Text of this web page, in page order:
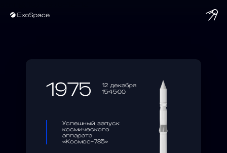
1975
12 декабря
15:45:00
Успешный запуск
космического
аппарата
«Космос-785»